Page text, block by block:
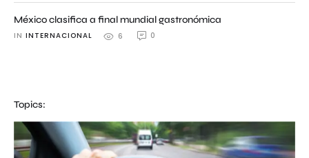
México clasifica a final mundial gastronómica
IN INTERNACIONAL 6 0
Topics: